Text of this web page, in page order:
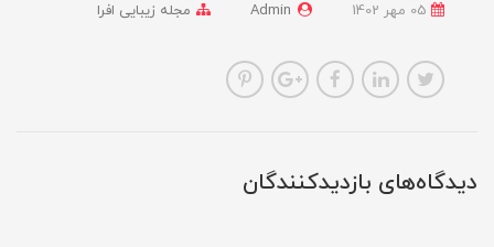
Admin مجله زیبایی افرا
دیدگاه‌های بازدیدکنندگان